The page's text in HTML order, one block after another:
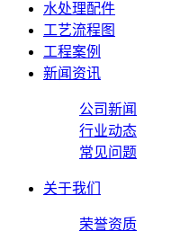
水处理配件
工艺流程图
工程案例
新闻资讯
公司新闻
行业动态
常见问题
关于我们
荣誉资质